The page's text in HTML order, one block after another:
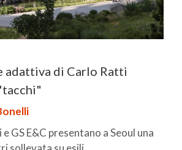
adattiva di Carlo Ratti
GS E&C presentano a Seoul una